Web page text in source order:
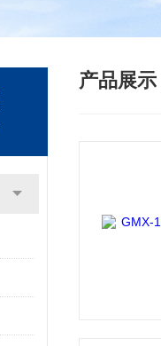
产品展示